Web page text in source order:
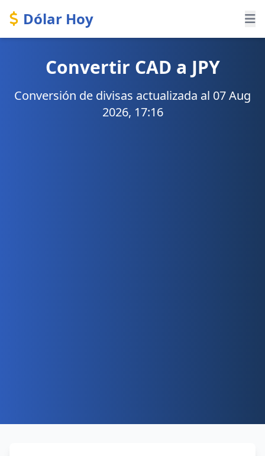
Dólar Hoy
Convertir CAD a JPY
Conversión de divisas actualizada al 07 Aug
2026, 17:16